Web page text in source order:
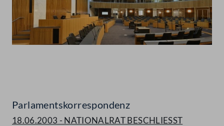
Parlamentskorrespondenz
18.06.2003 - NATIONALRAT BESCHLIESST